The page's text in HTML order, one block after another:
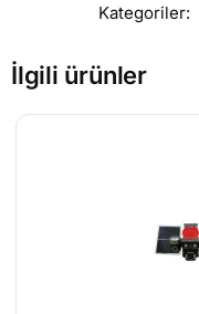
Kategoriler:
İlgili ürünler